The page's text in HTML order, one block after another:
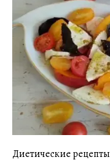
Диетические рецепты